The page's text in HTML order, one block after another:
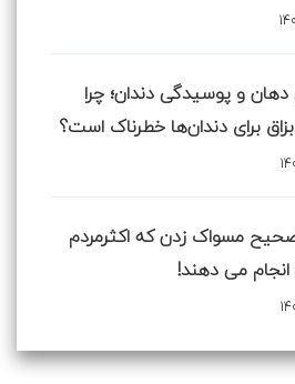
و پوسیدگی دندان؛ چرا
برای دندان‌ها خطرناک است؟
مسواک زدن که اکثرمردم
انجام می دهند!